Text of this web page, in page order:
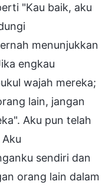
"Kau baik, aku
menunjukkan
engkau
wajah mereka;
lain, jangan
Aku pun telah
sendiri dan
orang lain dalam